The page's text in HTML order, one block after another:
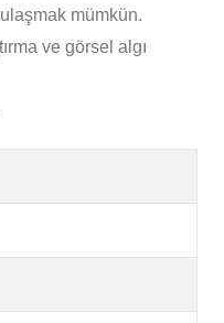
mümkün.
ve görsel algı